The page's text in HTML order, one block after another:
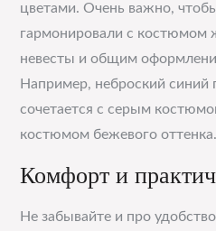
цветами. Очень важно,
гармонировали с костюмом
невесты и общим
Например, неброский синий
сочетается с серым
костюмом бежевого оттенка.
Комфорт и
Не забывайте и про